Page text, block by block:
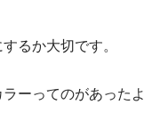
るか大切です。
ーってのがあったよ